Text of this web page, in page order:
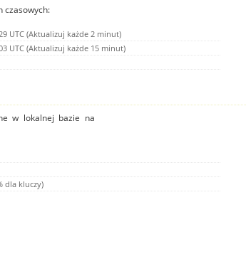
czasowych:
UTC (Aktualizuj każde 2 minut)
UTC (Aktualizuj każde 15 minut)
w lokalnej bazie na
dla kluczy)